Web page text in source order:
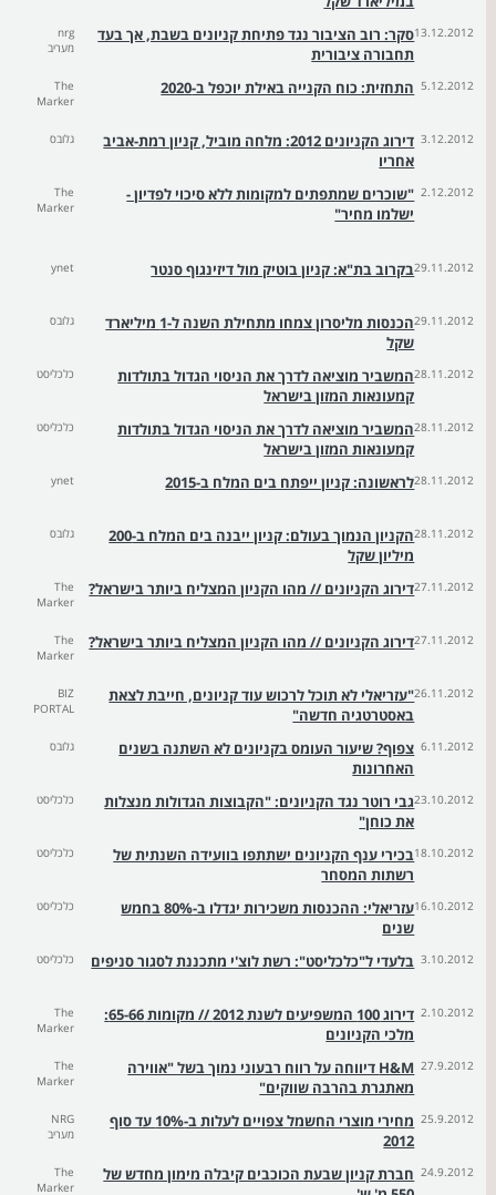
13.12.2012סקר: רוב הציבור נגד פתיחת קניונים בשבת, אך בעד
תחבורה ציבורית
nrg
מעריב
5.12.2012 התחזית: כוח הקנייה באילת יוכפל ב-2020
The
Marker
3.12.2012
דירוג הקניונים 2012: מלחה מוביל, קניון רמת-אביב
אחריו
גלובס
2.12.2012 "שוכרים שמתפתים למקומות ללא סיכוי לפדיון -
ישלמו מחיר"
The
Marker
29.11.2012בקרוב בת"א: קניון בוטיק מול דיזינגוף סנטר ynet
29.11.2012
הכנסות מליסרון צמחו מתחילת השנה ל-1 מיליארד
שקל
גלובס
28.11.2012המשביר מוציאה לדרך את הניסוי הגדול בתולדות
קמעונאות המזון בישראל
כלכליסט
28.11.2012המשביר מוציאה לדרך את הניסוי הגדול בתולדות
קמעונאות המזון בישראל
כלכליסט
28.11.2012לראשונה: קניון ייפתח בים המלח ב-2015 ynet
28.11.2012
הקניון הנמוך בעולם: קניון ייבנה בים המלח ב-200
מיליון שקל
גלובס
27.11.2012דירוג הקניונים // מהו הקניון המצליח ביותר בישראל?
The
Marker
27.11.2012דירוג הקניונים // מהו הקניון המצליח ביותר בישראל?
The
Marker
26.11.2012"עזריאלי לא תוכל לרכוש עוד קניונים, חייבת לצאת
באסטרטגיה חדשה"
BIZ
PORTAL
6.11.2012 צפוף? שיעור העומס בקניונים לא השתנה בשנים
האחרונות
גלובס
23.10.2012גבי רוטר נגד הקניונים: "הקבוצות הגדולות מנצלות
את כוחן"
כלכליסט
18.10.2012בכירי ענף הקניונים ישתתפו בוועידה השנתית של
רשתות המסחר
כלכליסט
16.10.2012
עזריאלי: ההכנסות משכירות יגדלו ב-80% בחמש
שנים
כלכליסט
3.10.2012 בלעדי ל"כלכליסט": רשת לוצ'י מתכננת לסגור סניפים כלכליסט
2.10.2012
דירוג 100 המשפיעים לשנת 2012 // מקומות 65-66:
מלכי הקניונים
The
Marker
27.9.2012
H&M דיווחה על רווח רבעוני נמוך בשל "אווירה
מאתגרת בהרבה שווקים"
The
Marker
25.9.2012
מחירי מוצרי החשמל צפויים לעלות ב-10% עד סוף
2012
NRG
מעריב
24.9.2012 חברת קניון שבעת הכוכבים קיבלה מימון מחדש של
The
Marker